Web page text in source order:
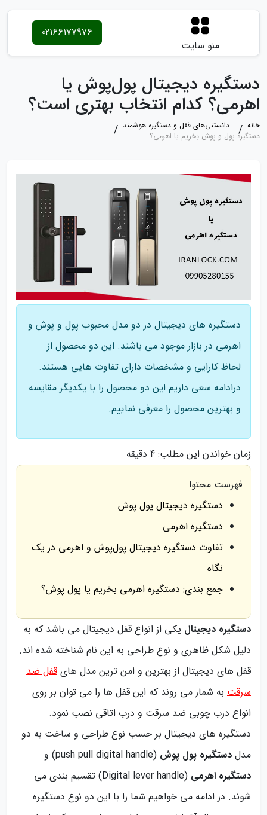
منو سایت
02166177976
دستگیره دیجیتال پول‌پوش یا
اهرمی؟ کدام انتخاب بهتری است؟
خانه
دانستنی‌های قفل و دستگیره هوشمند
دستگیره پول و پوش بخریم یا اهرمی؟
دستگیره های دیجیتال در دو مدل محبوب پول و پوش و
اهرمی در بازار موجود می باشند. این دو محصول از
لحاظ کارایی و مشخصات دارای تفاوت هایی هستند.
درادامه سعی داریم این دو محصول را با یکدیگر مقایسه
و بهترین محصول را معرفی نماییم.
زمان خواندن این مطلب: 4 دقیقه
فهرست محتوا
دستگیره دیجیتال پول پوش
دستگیره اهرمی
تفاوت دستگیره دیجیتال پول‌پوش و اهرمی در یک
نگاه
جمع بندی: دستگیره اهرمی بخریم یا پول پوش؟
دستگیره دیجیتال یکی از انواع قفل دیجیتال می باشد که به
دلیل شکل ظاهری و نوع طراحی به این نام شناخته شده اند.
قفل های دیجیتال از بهترین و امن ترین مدل های قفل ضد
سرقت به شمار می روند که این قفل ها را می توان بر روی
انواع درب چوبی ضد سرقت و درب اتاقی نصب نمود.
دستگیره های دیجیتال بر حسب نوع طراحی و ساخت به دو
مدل دستگیره پول پوش (push pull digital handle) و
دستگیره اهرمی
(Digital lever handle) تقسیم بندی می
شوند. در ادامه می خواهیم شما را با این دو نوع دستگیره